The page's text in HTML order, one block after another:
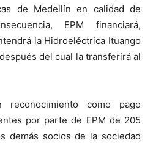
de Medellín en calidad de
EPM financiará,
la Hidroeléctrica Ituango
del cual la transferirá al
como pago
por parte de EPM de 205
demás socios de la sociedad